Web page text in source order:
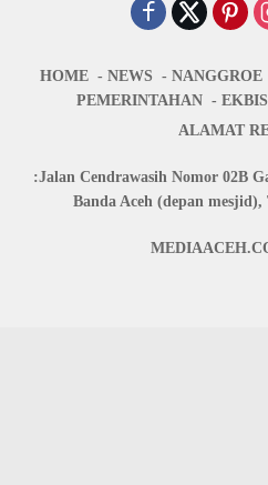
HOME NEWS NANGGROE
PEMERINTAHAN
EKBIS
ALAMAT
:Jalan Cendrawasih Nomor 02B
Banda Aceh (depan mesjid),